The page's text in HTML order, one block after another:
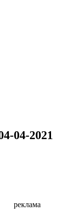
04-2021
реклама